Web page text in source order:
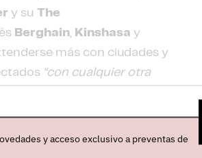
y suThe
Berghain, Kinshasa y
más con ciudades y
“con cualquier otra
caderas humanas y quiera
electrónico, en acid house
psíquicamente
y acceso exclusivo a preventas de